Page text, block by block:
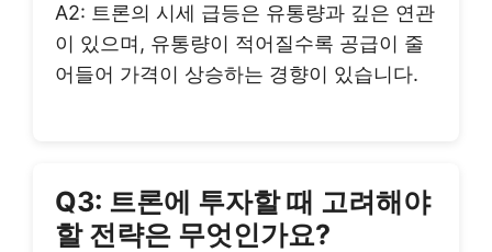
A2: 트론의 시세 급등은 유통량과 깊은 연관
이 있으며, 유통량이 적어질수록 공급이 줄
어들어 가격이 상승하는 경향이 있습니다.
Q3: 트론에 투자할 때 고려해야
할 전략은 무엇인가요?